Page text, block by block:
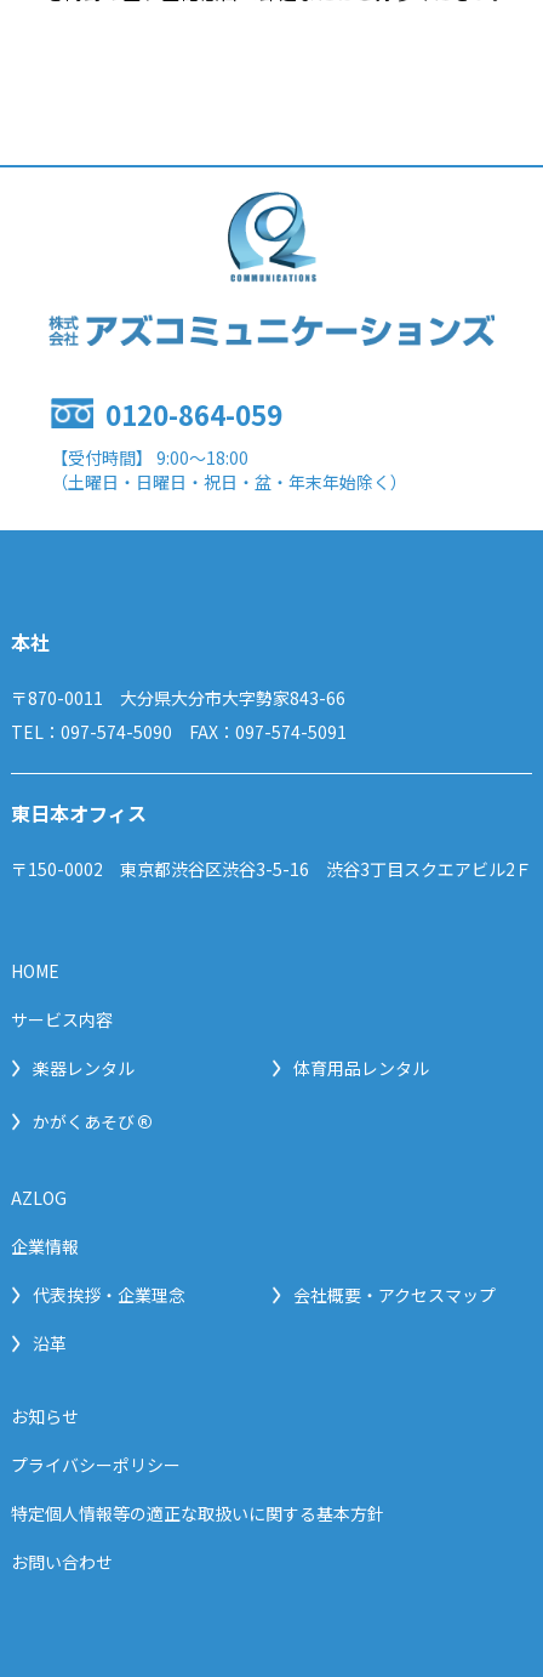
0120-864-059
【受付時間】 9:00～18:00
（土曜日・日曜日・祝日・盆・年末年始除く）
本社
〒870-0011 大分県大分市大字勢家843-66
TEL：097-574-5090 FAX：097-574-5091
東日本オフィス
〒150-0002 東京都渋谷区渋谷3-5-16 渋谷3丁目スクエアビル2Ｆ
HOME
サービス内容
楽器レンタル
体育用品レンタル
かがくあそび®
AZLOG
企業情報
代表挨拶・企業理念
会社概要・アクセスマップ
沿革
お知らせ
プライバシーポリシー
特定個人情報等の適正な取扱いに関する基本方針
お問い合わせ